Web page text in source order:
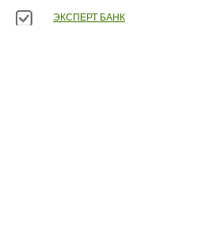
ЭКСПЕРТ БАНК